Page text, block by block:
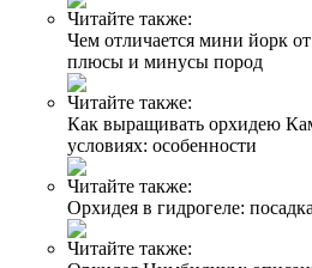
Читайте также:
Чем отличается мини йорк
плюсы и минусы пород
Читайте также:
Как выращивать орхидею
условиях: особенности
Читайте также:
Орхидея в гидрогеле:
Читайте также: